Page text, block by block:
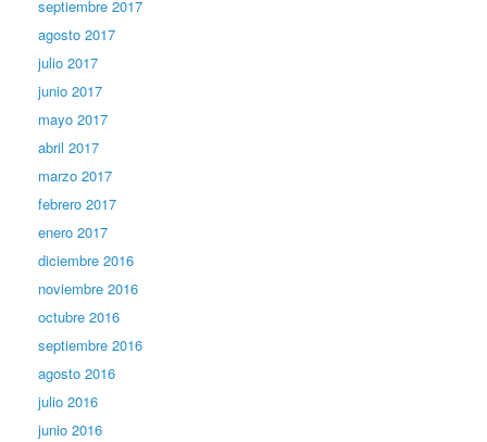
septiembre 2017
agosto 2017
julio 2017
junio 2017
mayo 2017
abril 2017
marzo 2017
febrero 2017
enero 2017
diciembre 2016
noviembre 2016
octubre 2016
septiembre 2016
agosto 2016
julio 2016
junio 2016